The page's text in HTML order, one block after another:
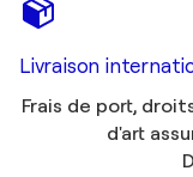
Livraison
Frais de port,
d'art